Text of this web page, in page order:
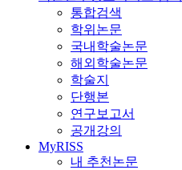
통합검색
학위논문
국내학술논문
해외학술논문
학술지
단행본
연구보고서
공개강의
MyRISS
내 추천논문